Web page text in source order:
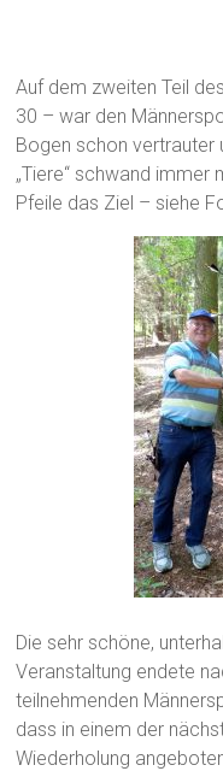
Auf dem zweiten Teil
30 – war den
Bogen schon vertrauter
„Tiere“ schwand immer
Pfeile das Ziel – siehe
Die sehr schöne,
Veranstaltung endete
teilnehmenden
dass in einem der
Wiederholung